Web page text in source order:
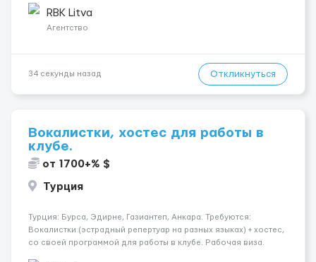
рефрижераторах. В среднем 400–500 км в день. Погрузки и
разгрузки...
RBK Litva
Агентство
34 секунды назад Откликнуться
Вокалистки, хостес для работы в
клубе.
от 1700+% $
Турция
Турция: Бурса, Эдирне, Газиантеп, Анкара. Требуются:
Вокалистки (эстрадный репертуар на разных языках) + хостеc,
со своей программой для работы в клубе. Рабочая виза.